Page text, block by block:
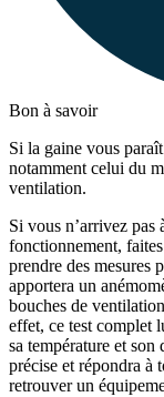
Bon à savoir
Si la gaine vous
notamment celui du
ventilation.
Si vous n’arrivez pas
fonctionnement,
prendre des mesures
apportera un
bouches de
effet, ce test complet
sa température et
précise et répondra à
retrouver un